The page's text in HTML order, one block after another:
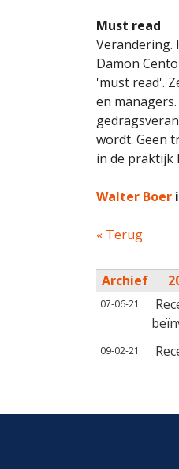
Must read
Verandering.
Damon
'must read'.
en
wordt. Geen
in de praktijk
Walter Boer
« Terug
Archief
07-06-21
09-02-21